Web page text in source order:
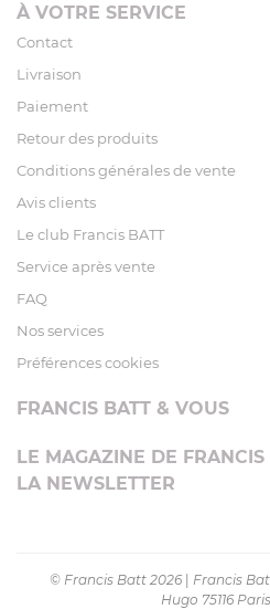
À VOTRE SERVICE
Contact
Livraison
Paiement
Retour des produits
Conditions générales de vente
Avis clients
Le club Francis BATT
Service après vente
FAQ
Nos services
Préférences cookies
FRANCIS BATT & VOUS
LE MAGAZINE DE FRANCIS
LA NEWSLETTER
© Francis Batt 2026 Francis
Hugo 75116